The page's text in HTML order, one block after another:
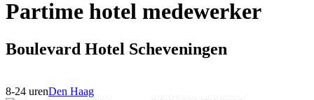
Partime hotel medewerker
Boulevard Hotel Scheveningen
8-24 urenDen Haag